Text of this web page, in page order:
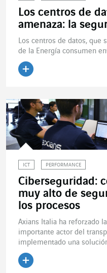
Los centros de
amenaza: la
Los centros de datos, que
de la Energía consumen
ICT PERFORMANCE
Ciberseguridad:
muy alto de
los procesos
Axians Italia ha reforzado
importante actor del
implementado una